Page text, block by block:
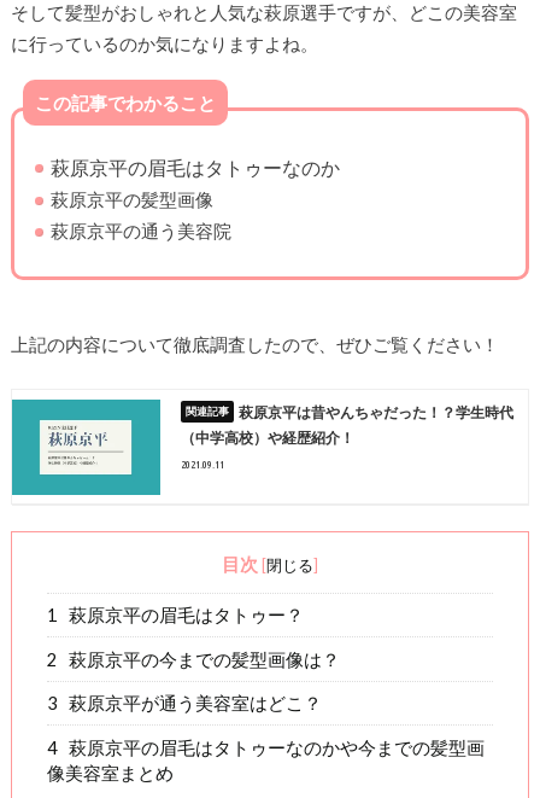
そして髪型がおしゃれと人気な萩原選手ですが、どこの美容室
に行っているのか気になりますよね。
この記事でわかること
萩原京平の眉毛はタトゥーなのか
萩原京平の髪型画像
萩原京平の通う美容院
上記の内容について徹底調査したので、ぜひご覧ください！
萩原京平は昔やんちゃだった！？学生時代
（中学高校）や経歴紹介！
2021.09.11
目次 [閉じる]
1 萩原京平の眉毛はタトゥー？
2 萩原京平の今までの髪型画像は？
3 萩原京平が通う美容室はどこ？
4 萩原京平の眉毛はタトゥーなのかや今までの髪型画
像美容室まとめ